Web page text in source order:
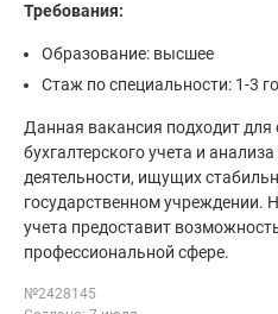
Требования:
Образование: высшее
Стаж по специальности: 1-3
Данная вакансия подходит для
бухгалтерского учета и
деятельности, ищущих
государственном учреждении.
учета предоставит
профессиональной сфере.
№2428145